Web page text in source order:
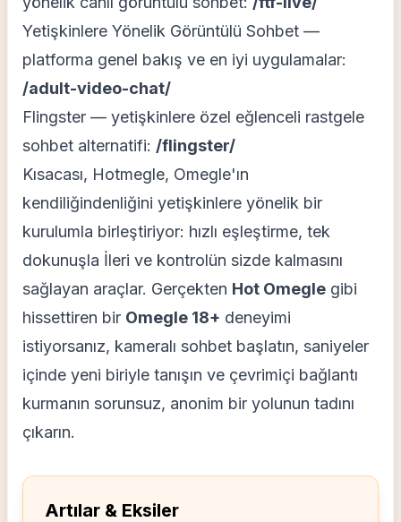
Yetişkinlere Yönelik Görüntülü Sohbet —
platforma genel bakış ve en iyi uygulamalar:
/adult-video-chat/
Flingster — yetişkinlere özel eğlenceli rastgele
sohbet alternatifi: /flingster/
Kısacası, Hotmegle, Omegle'ın
kendiliğindenliğini yetişkinlere yönelik bir
kurulumla birleştiriyor: hızlı eşleştirme, tek
dokunuşla İleri ve kontrolün sizde kalmasını
sağlayan araçlar. Gerçekten Hot Omegle gibi
hissettiren bir Omegle 18+ deneyimi
istiyorsanız, kameralı sohbet başlatın, saniyeler
içinde yeni biriyle tanışın ve çevrimiçi bağlantı
kurmanın sorunsuz, anonim bir yolunun tadını
çıkarın.
Artılar & Eksiler